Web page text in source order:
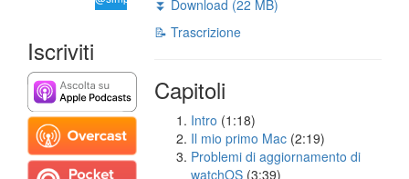
Iscriviti
⏬ Download (22 MB)
📝 Trascrizione
Capitoli
Intro (1:18)
Il mio primo Mac (2:19)
Problemi di aggiornamento di
watchOS (3:39)